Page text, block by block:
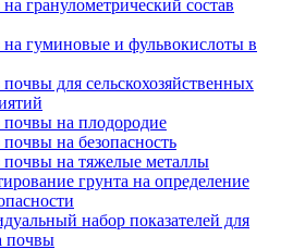
гранулометрический состав
гуминовые и фульвокислоты в
для сельскохозяйственных
почвы на плодородие
на безопасность
почвы на тяжелые металлы
грунта на определение
набор показателей для
почвы